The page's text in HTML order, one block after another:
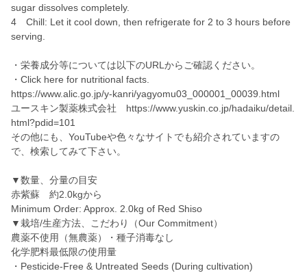
sugar dissolves completely.
4 Chill: Let it cool down, then refrigerate for 2 to 3 hours before
serving.
・栄養成分等については以下のURLからご確認ください。
・Click here for nutritional facts.
https://www.alic.go.jp/y-kanri/yagyomu03_000001_00039.html
ユースキン製薬株式会社 https://www.yuskin.co.jp/hadaiku/detail.
html?pdid=101
その他にも、YouTubeや色々なサイトでも紹介されていますの
で、検索してみて下さい。
▼数量、分量の目安
赤紫蘇 約2.0kgから
Minimum Order: Approx. 2.0kg of Red Shiso
▼栽培/生産方法、こだわり（Our Commitment）
農薬不使用（無農薬）・種子消毒なし
化学肥料最低限の使用量
・Pesticide-Free & Untreated Seeds (During cultivation)